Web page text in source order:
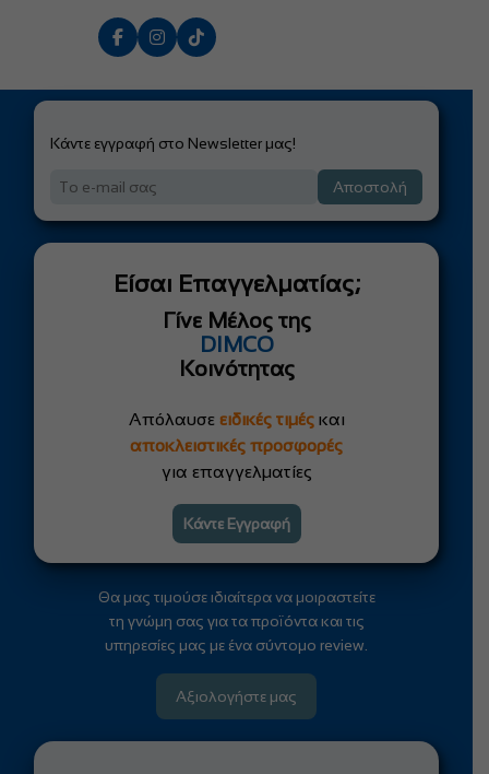
Κάντε εγγραφή στο Newsletter μας!
Αποστολή
Είσαι Επαγγελματίας;
Γίνε Μέλος της
DIMCO
Κοινότητας
Απόλαυσε ειδικές τιμέςκαι
αποκλειστικές προσφορές
για επαγγελματίες
Κάντε Εγγραφή
Θα μας τιμούσε ιδιαίτερα να μοιραστείτε
τη γνώμη σας για τα προϊόντα και τις
υπηρεσίες μας με ένα σύντομο review.
Αξιολογήστε μας